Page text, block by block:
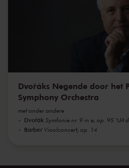
Dvořáks Negende door het
Symphony Orchestra
met onder andere
Dvořák Symfonie nr. 9 in e, op. 95 'Uit
Barber Vioolconcert, op. 14